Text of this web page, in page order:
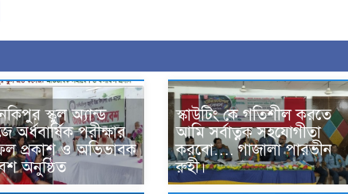
স্কুল অ্যান্ড
অর্ধবার্ষিক পরীক্ষার
প্রকাশ ও অভিভাবক
অনুষ্ঠিত
স্কাউটিং কে গতিশীল করতে
আমি সর্বাত্নক সহযোগীতা
করবো…. গাজালা পারভীন
রুহী।